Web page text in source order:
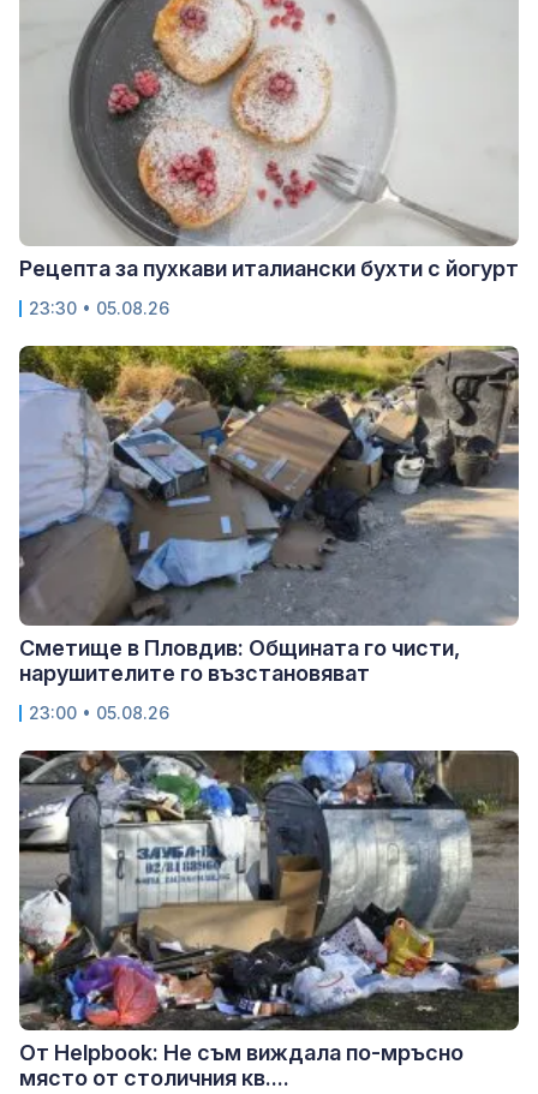
Рецепта за пухкави италиански бухти с йогурт
23:30 • 05.08.26
Сметище в Пловдив: Общината го чисти,
нарушителите го възстановяват
23:00 • 05.08.26
От Helpbook: Не съм виждала по-мръсно
място от столичния кв....